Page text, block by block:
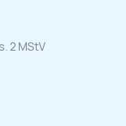
2 MStV